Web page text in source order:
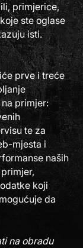
primjerice,
ste oglase
isti.
prve i treće
primjer:
te za
mjesta i
naših
koji
da
na obradu